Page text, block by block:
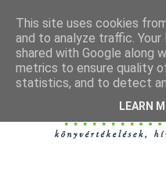
This site uses cookies
and to analyze traffic.
shared with Google along
metrics to ensure quality
statistics, and to detect
LEARN